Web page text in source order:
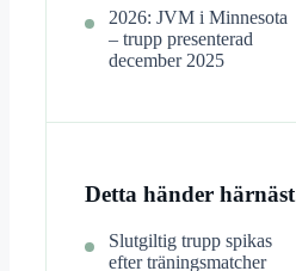
2026: JVM i Minnesota
– trupp presenterad
december 2025
Detta händer härnäst
Slutgiltig trupp spikas
efter träningsmatcher